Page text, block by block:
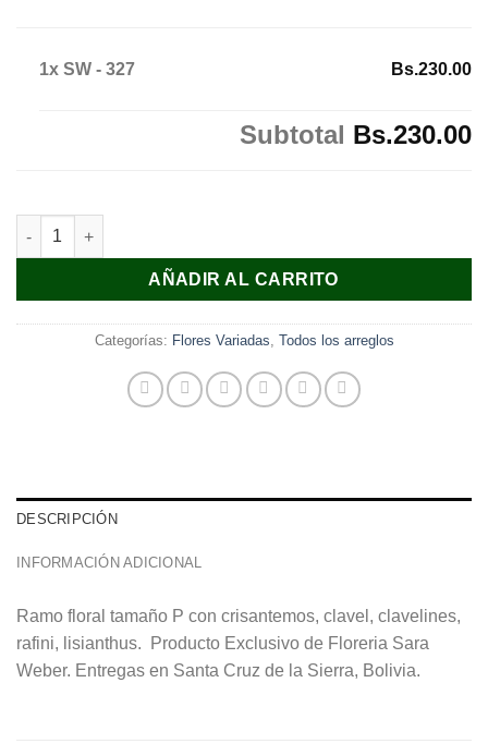
1x SW - 327 Bs.230.00
Subtotal Bs.230.00
SW - 327 cantidad
AÑADIR AL CARRITO
Categorías: Flores Variadas Todos los arreglos
DESCRIPCIÓN
INFORMACIÓN ADICIONAL
Ramo floral tamaño P con crisantemos, clavel, clavelines,
rafini, lisianthus. Producto Exclusivo de Floreria Sara
Weber. Entregas en Santa Cruz de la Sierra, Bolivia.